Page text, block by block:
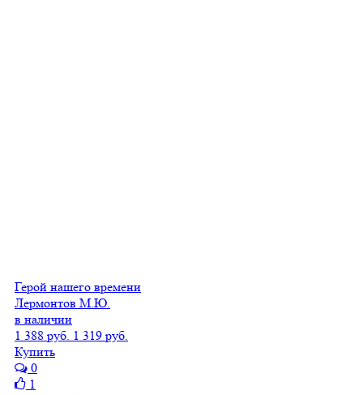
Герой нашего времени
Лермонтов М.Ю.
в наличии
1 388 руб. 1 319 руб.
Купить
0
1